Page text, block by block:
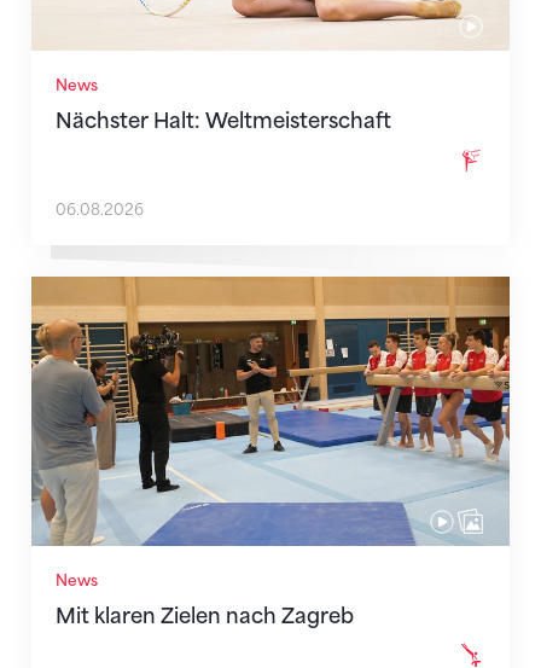
News
Nächster Halt: Weltmeisterschaft
06.08.2026
News
Mit klaren Zielen nach Zagreb
Mit klaren Zielen nach Zagreb